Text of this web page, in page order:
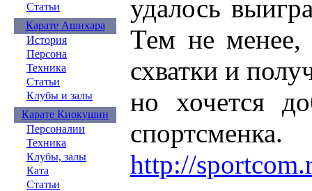
Статьи
Карате Ашихара
История
Персона
Техника
Статьи
Клубы и залы
Карате Киокушин
Персоналии
Техника
Клубы, залы
Ката
Статьи
удалось
Тем не менее,
схватки и
но хочется
спортсменка.
http://